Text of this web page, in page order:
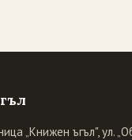
„Книжен ъгъл", ул.